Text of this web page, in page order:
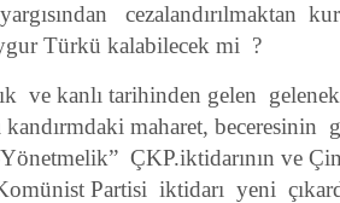
cezalandırılmaktan
Türkü kalabilecek mi ?
ve kanlı tarihinden gelen
kandırmdaki maharet, beceresinin
ÇKP.iktidarının ve
Partisi iktidarı yeni